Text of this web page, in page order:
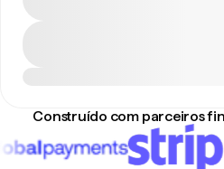
Construído com parceiros